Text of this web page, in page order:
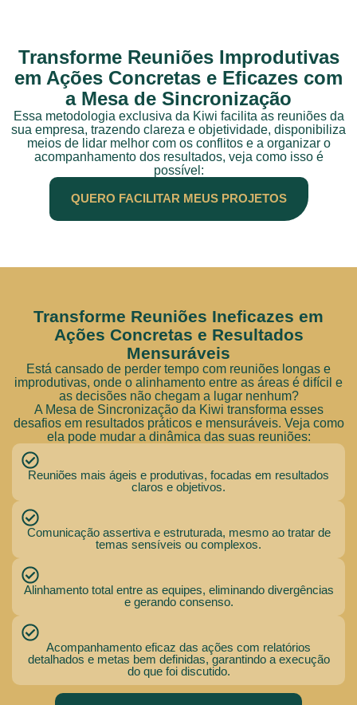
Transforme Reuniões Improdutivas
em Ações Concretas e Eficazes com
a Mesa de Sincronização
Essa metodologia exclusiva da Kiwi facilita as reuniões da
sua empresa, trazendo clareza e objetividade, disponibiliza
meios de lidar melhor com os conflitos e a organizar o
acompanhamento dos resultados, veja como isso é
possível:
QUERO FACILITAR MEUS PROJETOS
Transforme Reuniões Ineficazes em
Ações Concretas e Resultados
Mensuráveis
Está cansado de perder tempo com reuniões longas e
improdutivas, onde o alinhamento entre as áreas é difícil e
as decisões não chegam a lugar nenhum?
A Mesa de Sincronização da Kiwi transforma esses
desafios em resultados práticos e mensuráveis. Veja como
ela pode mudar a dinâmica das suas reuniões:
Reuniões mais ágeis e produtivas, focadas em resultados
claros e objetivos.
Comunicação assertiva e estruturada, mesmo ao tratar de
temas sensíveis ou complexos.
Alinhamento total entre as equipes, eliminando divergências
e gerando consenso.
Acompanhamento eficaz das ações com relatórios
detalhados e metas bem definidas, garantindo a execução
do que foi discutido.